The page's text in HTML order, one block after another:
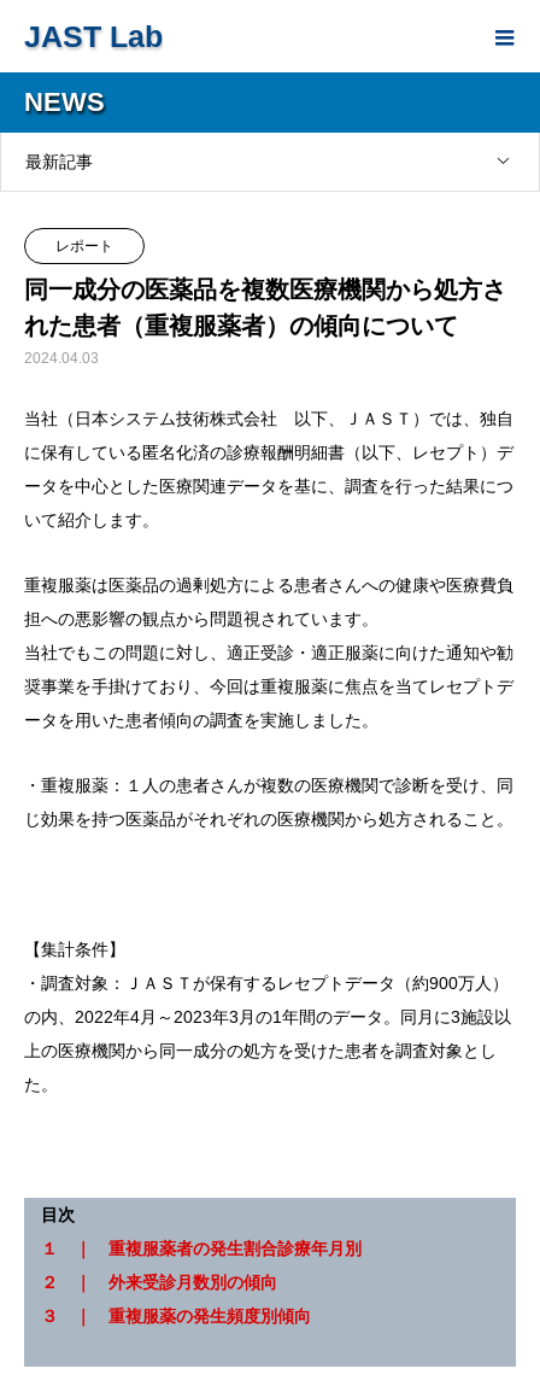
JAST Lab
NEWS
最新記事
レポート
同一成分の医薬品を複数医療機関から処方さ
れた患者（重複服薬者）の傾向について
2024.04.03
当社（日本システム技術株式会社 以下、ＪＡＳＴ）では、独自
に保有している匿名化済の診療報酬明細書（以下、レセプト）デ
ータを中心とした医療関連データを基に、調査を行った結果につ
いて紹介します。
重複服薬は医薬品の過剰処方による患者さんへの健康や医療費負
担への悪影響の観点から問題視されています。
当社でもこの問題に対し、適正受診・適正服薬に向けた通知や勧
奨事業を手掛けており、今回は重複服薬に焦点を当てレセプトデ
ータを用いた患者傾向の調査を実施しました。
・重複服薬：１人の患者さんが複数の医療機関で診断を受け、同
じ効果を持つ医薬品がそれぞれの医療機関から処方されること。
【集計条件】
・調査対象：ＪＡＳＴが保有するレセプトデータ（約900万人）
の内、2022年4月～2023年3月の1年間のデータ。同月に3施設以
上の医療機関から同一成分の処方を受けた患者を調査対象とし
た。
目次
１ ｜ 重複服薬者の発生割合診療年月別
２ ｜ 外来受診月数別の傾向
３ ｜ 重複服薬の発生頻度別傾向